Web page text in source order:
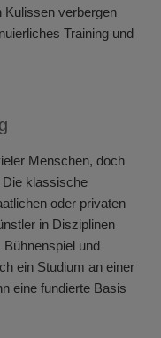
Kulissen verbergen
Training und
Menschen, doch
Die klassische
oder privaten
in Disziplinen
und
ein Studium an einer
eine fundierte Basis